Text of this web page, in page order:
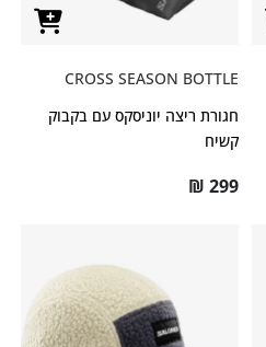
CROSS SEASON BOTTLE
חגורת ריצה יוניסקס עם בקבוק
קשיח
₪ 299